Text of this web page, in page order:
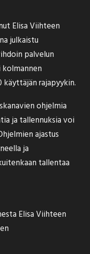
Elisa Viihteen
julkaistu
palvelun
käyttäjän rajapyykin.
ohjelmia
ja tallennuksia voi
ajastus
ja
tallentaa
Elisa Viihteen